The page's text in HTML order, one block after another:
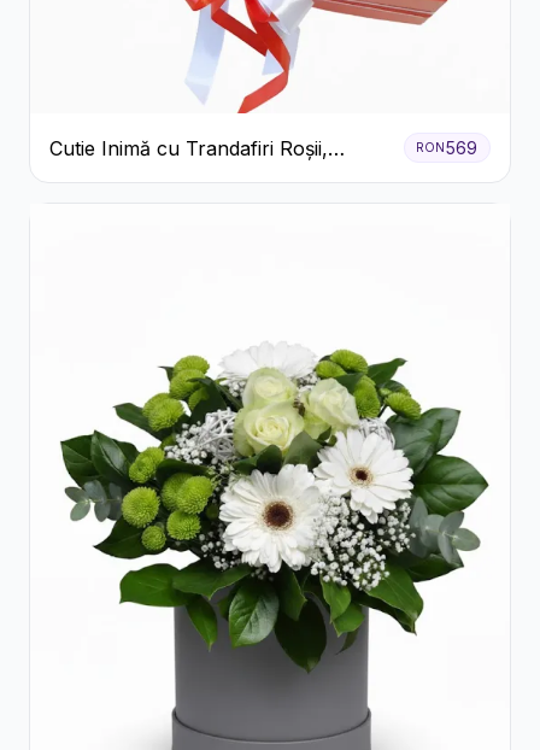
Cutie Inimă cu Trandafiri Roșii,
Crizanteme Albe și Bomboane
Raffaello
RON569